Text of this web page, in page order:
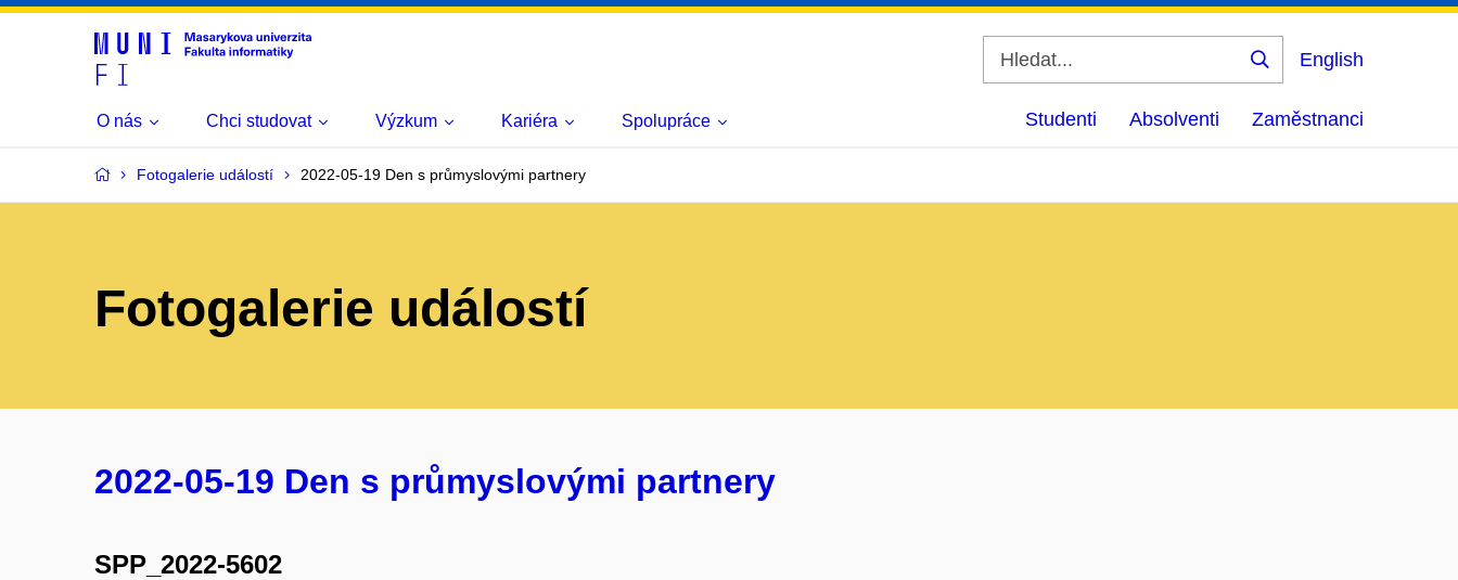
Vyhledat
English
O nás Chci studovat Výzkum Kariéra Spolupráce Studenti Absolventi Zaměstnanci
Fotogalerie událostí 2022-05-19 Den s průmyslovými partnery
Fotogalerie událostí
2022-05-19 Den s průmyslovými partnery
SPP_2022-5602